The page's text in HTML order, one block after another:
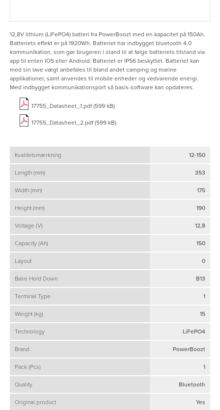
12,8V lithium (LiFePO4) batteri fra PowerBoozt med en kapacitet på 150Ah.
Batteriets effekt er på 1920Wh. Batteriet har indbygget bluetooth 4.0
kommunikation, som gør brugeren i stand til at følge batteriets tilstand via
app til enten IOS eller Android. Batteriet er IP56 beskyttet. Batteriet kan
med sin lave vægt anbefales til bland andet camping og marine
applikationer, samt anvendes til mobile enheder og vedvarende energi.
Med indbygget kommunikationsport så basis-software kan opdateres.
17755_Datasheet_1.pdf (599 kB)
17755_Datasheet_2.pdf (599 kB)
Kvalitetsmærkning 12-150
Length (mm) 353
Width (mm) 175
Height (mm) 190
Voltage (V) 12,8
Capacity (Ah) 150
Layout 0
Base Hold Down B13
Terminal Type 1
Weight (kg) 15
Technology LiFePO4
Brand PowerBoozt
Pack (Pcs) 1
Quality Bluetooth
Original product Yes